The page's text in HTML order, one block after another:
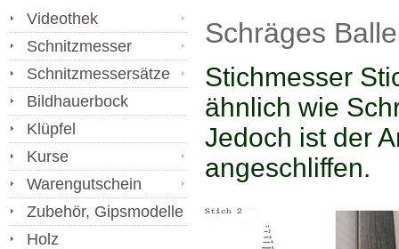
Schräges
Stichmesser
ähnlich wie
Jedoch ist der
angeschliffen.
Videothek
Schnitzmesser
Schnitzmessersätze
Bildhauerbock
Klüpfel
Kurse
Warengutschein
Zubehör, Gipsmodelle
Holz